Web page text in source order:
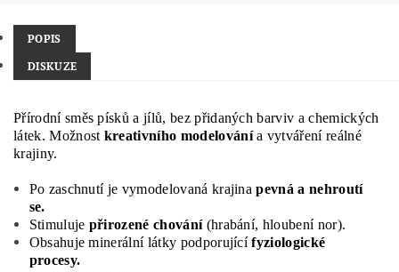
POPIS
DISKUZE
Přírodní směs písků a jílů, bez přidaných barviv a chemických
látek.​ Možnost kreativního modelovánía vytváření reálné
krajiny.​
Po zaschnutí je vymodelovaná krajinapevná a nehroutí
se.​
Stimuluje přirozené chování(hrabání, hloubení nor).​
Obsahuje minerální látky podporujícífyziologické
procesy.​